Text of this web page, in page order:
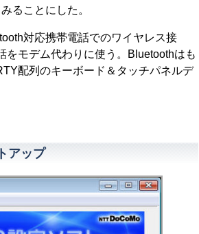
ることにした。
対応携帯電話でのワイヤレス接
モデム代わりに使う。Bluetoothはも
配列のキーボード＆タッチパネルデ
アップ